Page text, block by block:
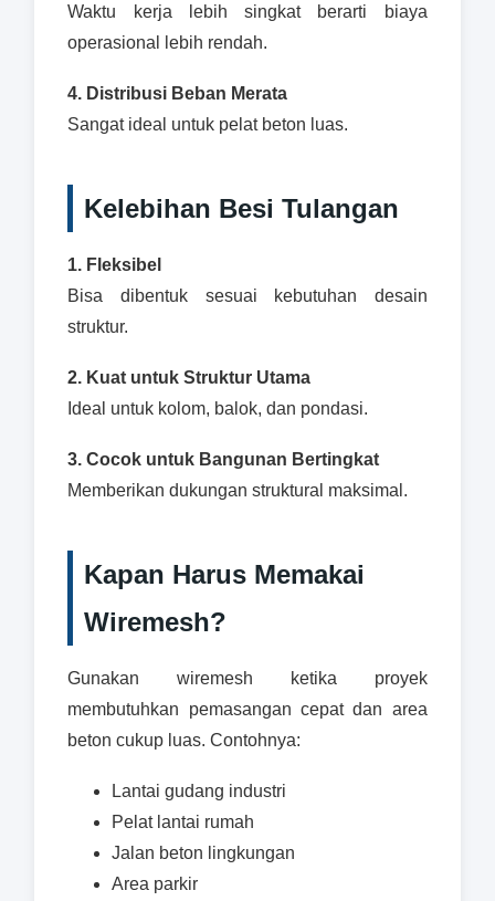
Waktu kerja lebih singkat berarti biaya
operasional lebih rendah.
4. Distribusi Beban Merata
Sangat ideal untuk pelat beton luas.
Kelebihan Besi Tulangan
1. Fleksibel
Bisa dibentuk sesuai kebutuhan desain
struktur.
2. Kuat untuk Struktur Utama
Ideal untuk kolom, balok, dan pondasi.
3. Cocok untuk Bangunan Bertingkat
Memberikan dukungan struktural maksimal.
Kapan Harus Memakai
Wiremesh?
Gunakan wiremesh ketika proyek
membutuhkan pemasangan cepat dan area
beton cukup luas. Contohnya:
Lantai gudang industri
Pelat lantai rumah
Jalan beton lingkungan
Area parkir